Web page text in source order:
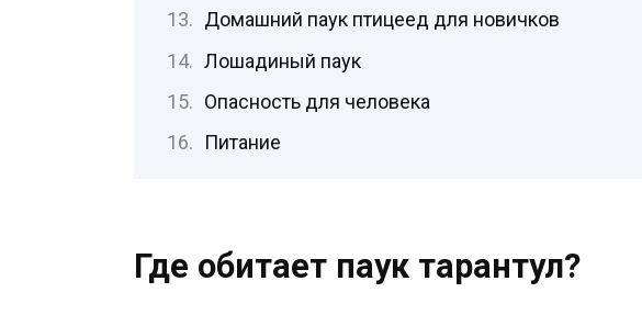
Домашний паук птицеед для новичков
Лошадиный паук
Опасность для человека
Питание
Где обитает паук тарантул?